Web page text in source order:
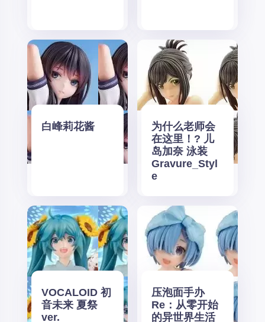
白峰莉花酱
为什么老师会
在这里！? 儿
岛加奈 泳装
Gravure_Styl
e
VOCALOID 初
音未来 夏祭
ver.
压泡面手办
Re：从零开始
的异世界生活